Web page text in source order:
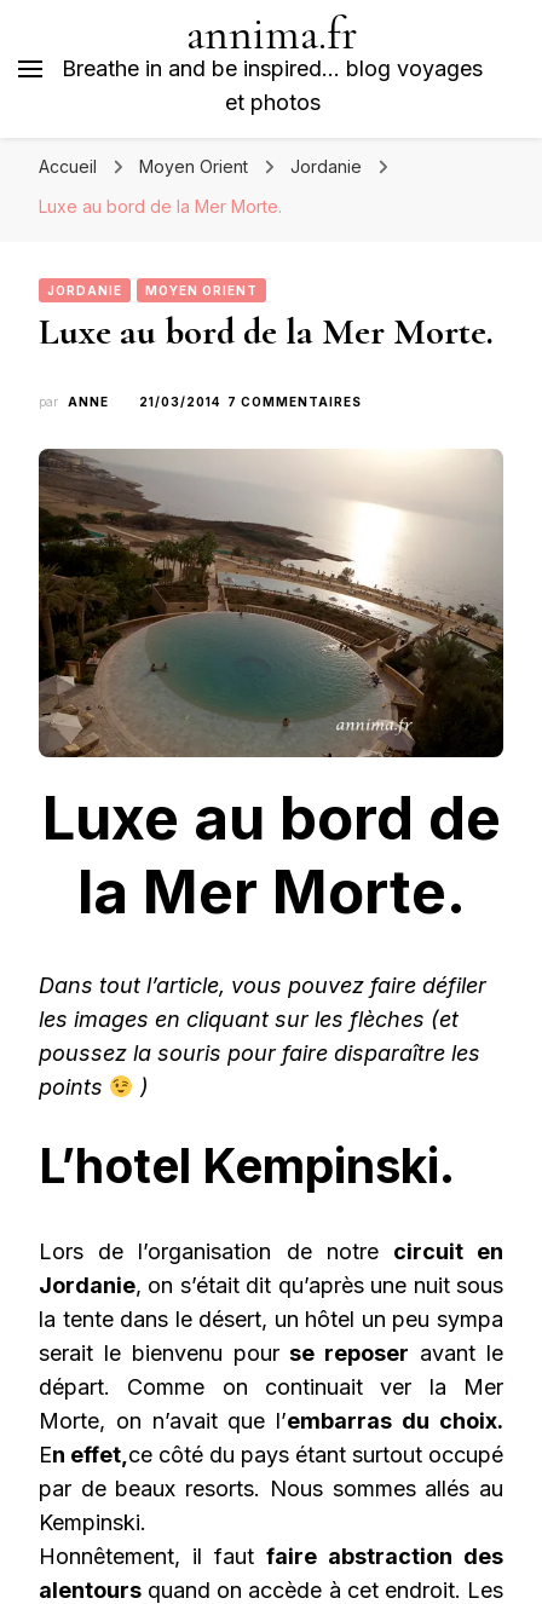
annima.fr
Breathe in and be inspired… blog voyages
et photos
Accueil Moyen Orient
Jordanie
Luxe au bord de la Mer Morte.
JORDANIE MOYEN ORIENT
Luxe au bord de la Mer Morte.
par ANNE 21/03/2014 7 COMMENTAIRES
LA
MORTE.
Luxe au bord de
la Mer Morte.
Dans tout l’article, vous pouvez faire défiler
les images en cliquant sur les flèches (et
poussez la souris pour faire disparaître les
points
)
L’hotel Kempinski.
Lors de l’organisation de notre circuit en
Jordanie, on s’était dit qu’après une nuit sous
la tente dans le désert, un hôtel un peu sympa
serait le bienvenu pourse reposer avant le
départ. Comme on continuait ver la Mer
Morte, on n’avait que l’embarras du choix.
En effet, ce côté du pays étant surtout occupé
par de beaux resorts. Nous sommes allés au
Kempinski.
Honnêtement, il faut faire abstraction des
alentours quand on accède à cet endroit. Les